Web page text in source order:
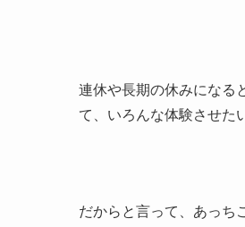
連休や長期の休みになる
て、いろんな体験させた
だからと言って、あっち